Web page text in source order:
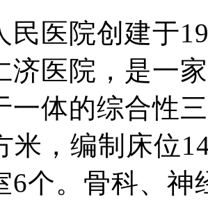
民医院创建于
济医院，是一
一体的综合性
米，编制床位
6个。骨科、